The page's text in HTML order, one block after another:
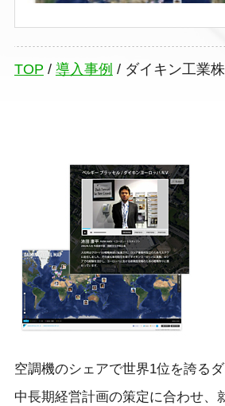
TOP / 導入事例 / ダイキン工業
空調機のシェアで世界1位を誇るダ
中長期経営計画の策定に合わせ、